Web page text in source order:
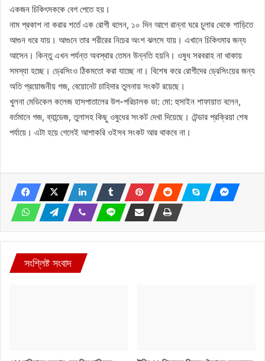
একজন চিকিৎসককে বেগ পেতে হয়।
নাম প্রকাশ না করার শর্তে এক রোগী বলেন, ১০ দিন আগে রান্না ঘরে চুলার থেকে শাড়িতে
আগুন ধরে যায়। আগুনে তার শরীরের নিচের অংশ ঝলসে যায়। এখানে চিকিৎসার জন্য
আসেন। কিন্তু এখন পর্যন্ত অবস্থার তেমন উন্নতি হয়নি। ওষুধ সরবরাহ না থাকায়
সমস্যা হচ্ছে। ড্রেসিংও ঠিকমতো করা যাচ্ছে না। বিশেষ করে রোগীদের ড্রেসিংয়ের জন্য
অতি প্রয়োজনীয় গজ, বেয়োনেট চাহিদার তুলনায় সংকট রয়েছে।
খুলনা মেডিকেল কলেজ হাসপাতালের উপ-পরিচালক ডা: মো: হুসাইন শাফায়াত বলেন,
বর্তমানে গজ, ব্যান্ডেজ, তুলাসহ কিছু ওষুধের সংকট দেখা দিয়েছে। টেন্ডার প্রক্রিয়া শেষ
পর্যায়ে। এটা হয়ে গেলেই আশাকরি ওইসব সংকট আর থাকবে না।
সংশ্লিষ্ট সংবাদ